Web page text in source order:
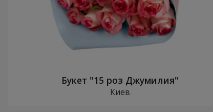
Букет "15 роз Джумилия"
Киев